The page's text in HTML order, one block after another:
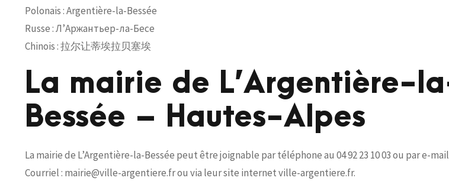
Polonais : Argentière-la-Bessée
Russe : Л’Аржантьер-ла-Бесе
Chinois : 拉尔让蒂埃拉贝塞埃
La mairie de L’Argentière-
Bessée – Hautes-Alpes
La mairie de L’Argentière-la-Bessée peut être joignable par téléphone au 04 92 23 10 03 ou par e-mail
Courriel : mairie@ville-argentiere.fr ou via leur site internet ville-argentiere.fr.